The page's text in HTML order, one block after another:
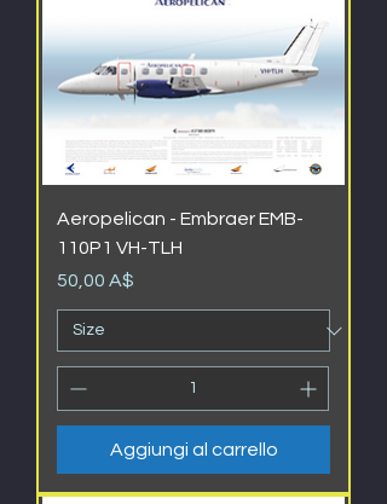
Aeropelican - Embraer EMB-
110P1 VH-TLH
Prezzo
50,00 A$
Aggiungi al carrello